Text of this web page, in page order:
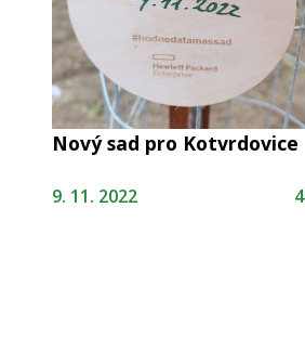
Nový sad pro Kotvrdovice
9. 11. 2022